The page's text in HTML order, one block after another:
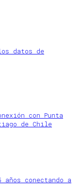
datos de
con Punta
de Chile
conectando a